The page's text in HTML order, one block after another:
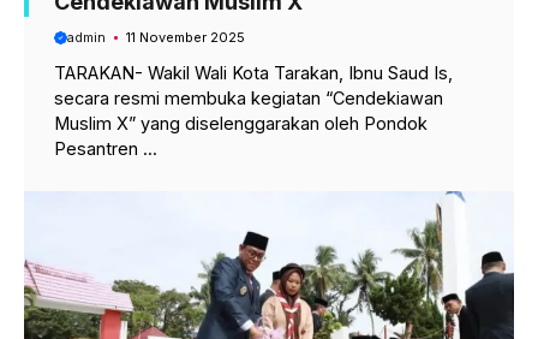
admin 11 November 2025
TARAKAN- Wakil Wali Kota Tarakan, Ibnu Saud Is,
secara resmi membuka kegiatan “Cendekiawan
Muslim X” yang diselenggarakan oleh Pondok
Pesantren ...